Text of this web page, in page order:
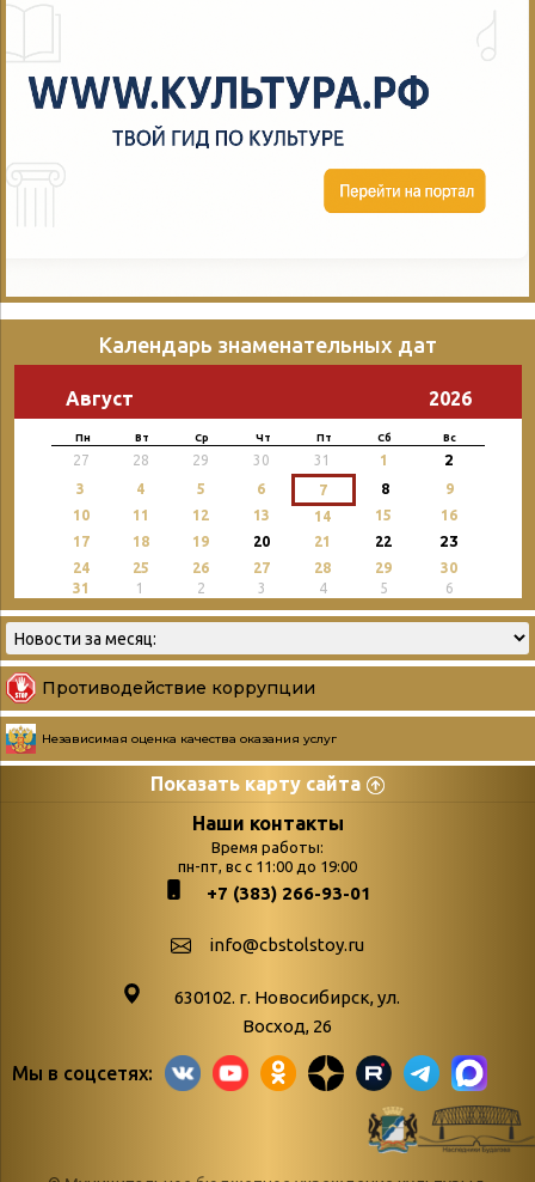
Календарь знаменательных дат
Август 2026
Пн Вт Ср Чт Пт Сб Вс
27 28 29 30 31 1 2
3 4 5 6 7 8
9
10
11 12 13 14 15
16
17
18 19 20 21 22 23
24 25 26 27 28 29
30
31
1 2 3 4 5 6
Противодействие коррупции
Независимая оценка качества оказания услуг
Показать карту сайта
Страницы
podvedenie-itogov-festivalya-
paskhalnaya-palitra
Библионочь – как ярмарка точь-в-
поступлений
Война. Народ.
живые»
«Мне всё
снятся
Наши контакты
Время работы:
пн-пт, вс с 11:00 до 19:00
+7 (383) 266-93-01
info@cbstolstoy.ru
630102. г. Новосибирск, ул.
Восход, 26
Мы в соцсетях: